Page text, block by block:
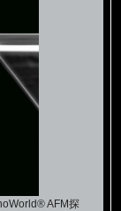
AFM探